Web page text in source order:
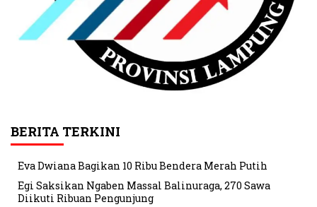
BERITA TERKINI
Eva Dwiana Bagikan 10 Ribu Bendera Merah Putih
Egi Saksikan Ngaben Massal Balinuraga, 270 Sawa
Diikuti Ribuan Pengunjung